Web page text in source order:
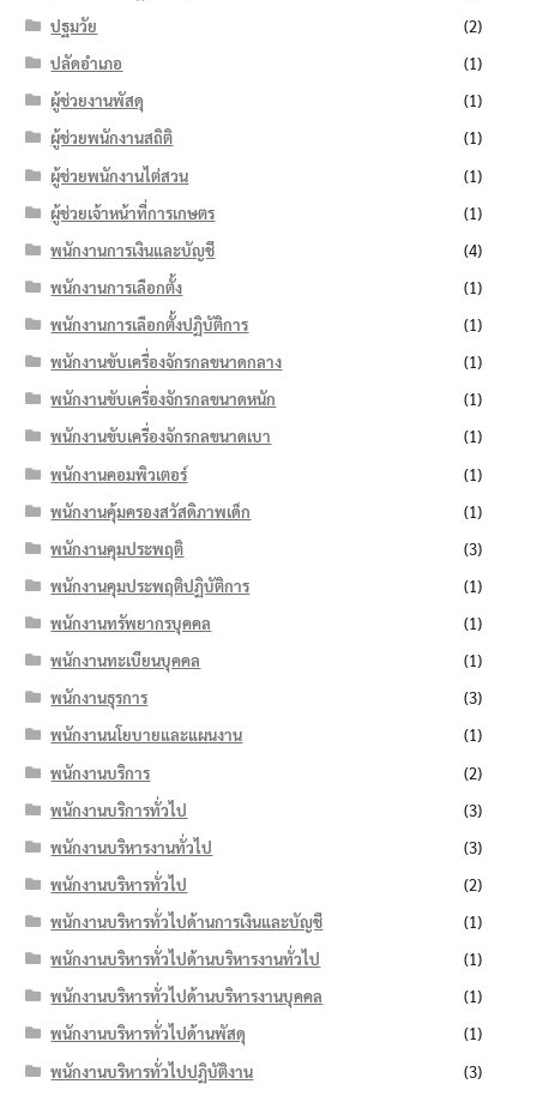
ปฐมวัย
(2)
ปลัดอำเภอ
(1)
ผู้ช่วยงานพัสดุ
(1)
ผู้ช่วยพนักงานสถิติ
(1)
ผู้ช่วยพนักงานไต่สวน
(1)
ผู้ช่วยเจ้าหน้าที่การเกษตร
(1)
พนักงานการเงินและบัญชี
(4)
พนักงานการเลือกตั้ง
(1)
พนักงานการเลือกตั้งปฏิบัติการ
(1)
พนักงานขับเครื่องจักรกลขนาดกลาง
(1)
พนักงานขับเครื่องจักรกลขนาดหนัก
(1)
พนักงานขับเครื่องจักรกลขนาดเบา
(1)
พนักงานคอมพิวเตอร์
(1)
พนักงานคุ้มครองสวัสดิภาพเด็ก
(1)
พนักงานคุมประพฤติ
(3)
พนักงานคุมประพฤติปฏิบัติการ
(1)
พนักงานทรัพยากรบุคคล
(1)
พนักงานทะเบียนบุคคล
(1)
พนักงานธุรการ
(3)
พนักงานนโยบายและแผนงาน
(1)
พนักงานบริการ
(2)
พนักงานบริการทั่วไป
(3)
พนักงานบริหารงานทั่วไป
(3)
พนักงานบริหารทั่วไป
(2)
พนักงานบริหารทั่วไปด้านการเงินและบัญชี
(1)
พนักงานบริหารทั่วไปด้านบริหารงานทั่วไป
(1)
พนักงานบริหารทั่วไปด้านบริหารงานบุคคล
(1)
พนักงานบริหารทั่วไปด้านพัสดุ
(1)
พนักงานบริหารทั่วไปปฏิบัติงาน
(3)